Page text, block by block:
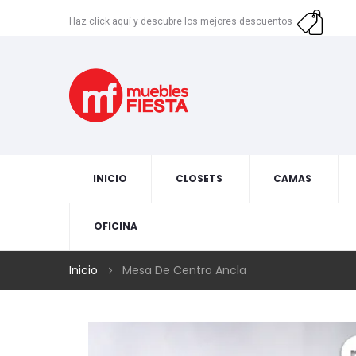
Haz click aquí y descubre los mejores descuentos
INICIO CLOSETS CAMAS
OFICINA
Inicio Mesa De Centro Ancla